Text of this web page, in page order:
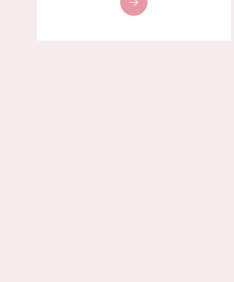
NUESTROS PRODUCTOS